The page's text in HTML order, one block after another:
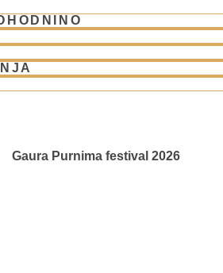
Gaura Purnima festival 2026